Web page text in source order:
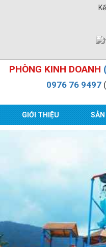
PHÒNG KINH DOANH
0976 76 9497
GIỚI THIỆU